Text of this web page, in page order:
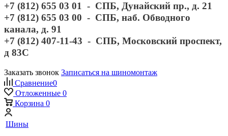
+7 (812) 655 03 01 - СПБ, Дунайский пр., д. 21
+7 (812) 655 03 00 - СПБ, наб. Обводного
канала, д. 91
+7 (812) 407-11-43 - СПБ, Московский проспект,
д 83С
Заказать звонок Записаться на шиномонтаж
Сравнение0
Отложенные 0
Корзина 0
Шины